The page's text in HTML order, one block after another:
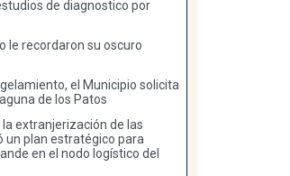
de diagnostico por
le recordaron su oscuro
el Municipio solicita
de los Patos
extranjerización de las
un plan estratégico para
en el nodo logístico del